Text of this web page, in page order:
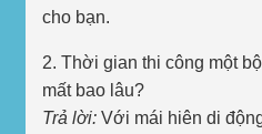
cho bạn.
2. Thời gian thi công một
mất bao lâu?
Trả lời: Với mái hiên di